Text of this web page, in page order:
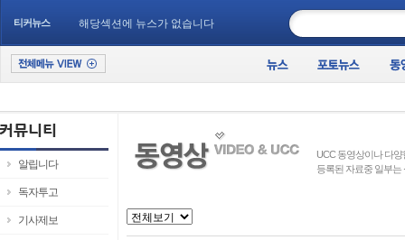
티커뉴스 해당섹션에 뉴스가 없습니다
알립니다
독자투고
기사제보
UCC 동영상이나 다
등록된 자료중 일부는